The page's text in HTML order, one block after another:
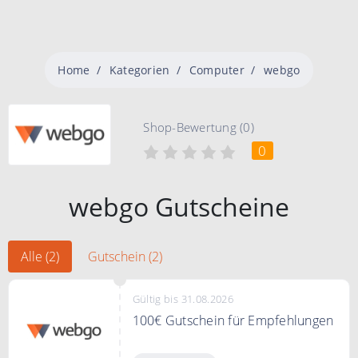
Home Kategorien Computer webgo
Shop-Bewertung (0)
0
webgo Gutscheine
Alle (2) Gutschein (2)
Gültig bis 31.08.2026
100€ Gutschein für Empfehlungen